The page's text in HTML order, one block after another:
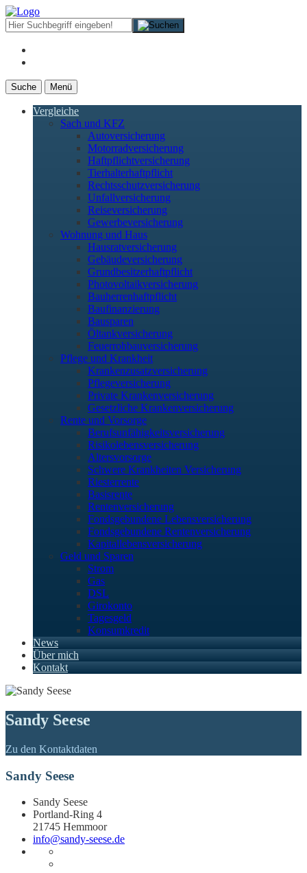
Suche Menü
Vergleiche
Sach und KFZ
Autoversicherung
Motorradversicherung
Haftpflichtversicherung
Tierhalterhaftpflicht
Rechtsschutzversicherung
Unfallversicherung
Reiseversicherung
Gewerbeversicherung
Wohnung und Haus
Hausratversicherung
Gebäudeversicherung
Grundbesitzerhaftpflicht
Photovoltaikversicherung
Bauherrenhaftpflicht
Baufinanzierung
Bausparen
Öltankversicherung
Feuerrohbauversicherung
Pflege und Krankheit
Krankenzusatzversicherung
Pflegeversicherung
Private Krankenversicherung
Gesetzliche Krankenversicherung
Rente und Vorsorge
Berufs­unfähigkeitsversicherung
Risikolebensversicherung
Altersvorsorge
Schwere Krankheiten Versicherung
Riesterrente
Basisrente
Rentenversicherung
Fondsgebundene Lebensversicherung
Fondsgebundene Rentenversicherung
Kapitallebensversicherung
Geld und Sparen
Strom
Gas
DSL
Girokonto
Tagesgeld
Konsumkredit
News
Über mich
Kontakt
Sandy Seese
Zu den Kontaktdaten
Sandy Seese
Sandy Seese
Portland-Ring 4
21745 Hemmoor
info@sandy-seese.de